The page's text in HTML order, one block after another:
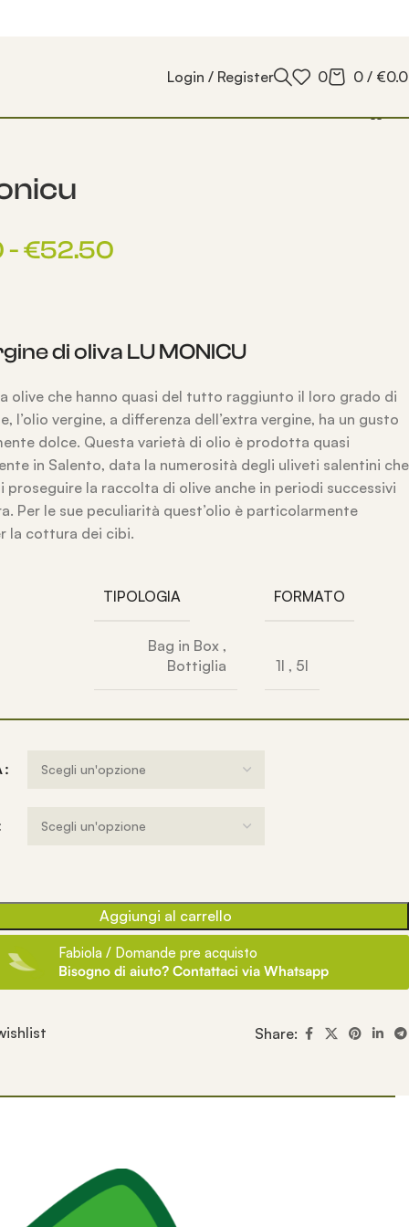
Login / Register 0 0 / €
-€52.50
di oliva LU MONICU
olive che hanno quasi del tutto raggiunto il loro grado di
l’olio vergine, a differenza dell’extra vergine, ha un gusto
dolce. Questa varietà di olio è prodotta quasi
in Salento, data la numerosità degli uliveti salentini che
proseguire la raccolta di olive anche in periodi successivi
Per le sue peculiarità quest’olio è particolarmente
la cottura dei cibi.
TIPOLOGIA
Bag in Box ,
Bottiglia
FORMATO
1l , 5l
Aggiungi al carrello
Fabiola / Domande pre acquisto
Bisogno di aiuto? Contattaci via Whatsapp
Share: